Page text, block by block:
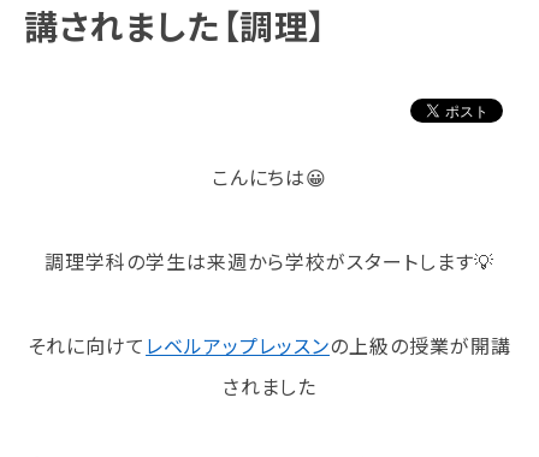
指定校推薦入試
一般入試
学費・奨学金
学費サポート
講されました【調理】
こんにちは😀
調理学科の学生は来週から学校がスタートします💡
それに向けて レベルアップレッスンの上級の授業が開講
されました